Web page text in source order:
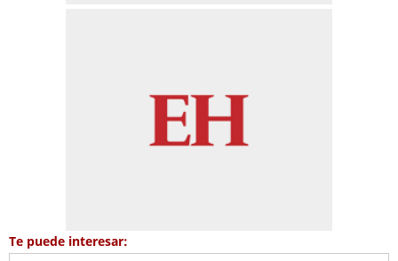
Te puede interesar: